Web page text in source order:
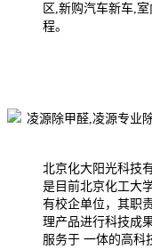
区,新购汽车新车,
程。
北京化大阳光科技
是目前北京化工大
有校企单位，其职
理产品进行科技成
服务于 一体的高科